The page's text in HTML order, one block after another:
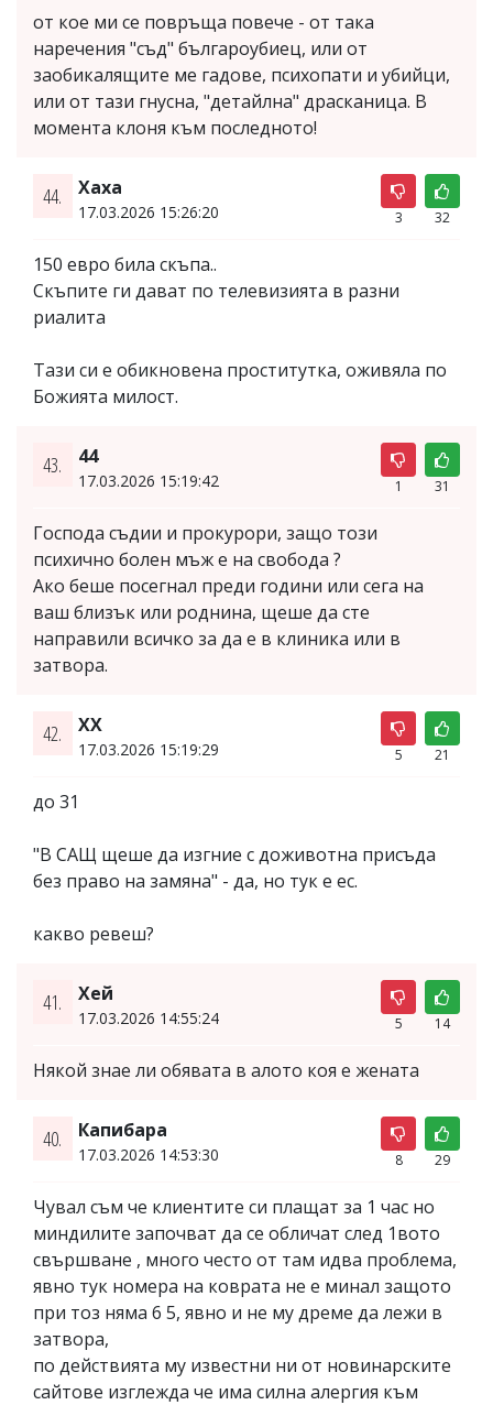
от кое ми се повръща повече - от така
наречения "съд" българоубиец, или от
заобикалящите ме гадове, психопати и убийци,
или от тази гнусна, "детайлна" драсканица. В
момента клоня към последното!
44. Хаха
17.03.2026 15:26:20 3 32
150 евро била скъпа..
Скъпите ги дават по телевизията в разни
риалита
Тази си е обикновена проститутка, оживяла по
Божията милост.
43. 44
17.03.2026 15:19:42 1 31
Господа съдии и прокурори, защо този
психично болен мъж е на свобода ?
Ако беше посегнал преди години или сега на
ваш близък или роднина, щеше да сте
направили всичко за да е в клиника или в
затвора.
42. ХХ
17.03.2026 15:19:29 5 21
до 31
"В САЩ щеше да изгние с доживотна присъда
без право на замяна" - да, но тук е ес.
какво ревеш?
41. Хей
17.03.2026 14:55:24 5 14
Някой знае ли обявата в алото коя е жената
40. Капибара
17.03.2026 14:53:30 8 29
Чувал съм че клиентите си плащат за 1 час но
миндилите започват да се обличат след 1вото
свършване , много често от там идва проблема,
явно тук номера на коврата не е минал защото
при тоз няма 6 5, явно и не му дреме да лежи в
затвора,
по действията му известни ни от новинарските
сайтове изглежда че има силна алергия към